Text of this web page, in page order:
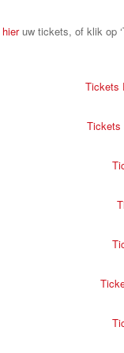
hieruw tickets, of klik op
Tickets
Tickets